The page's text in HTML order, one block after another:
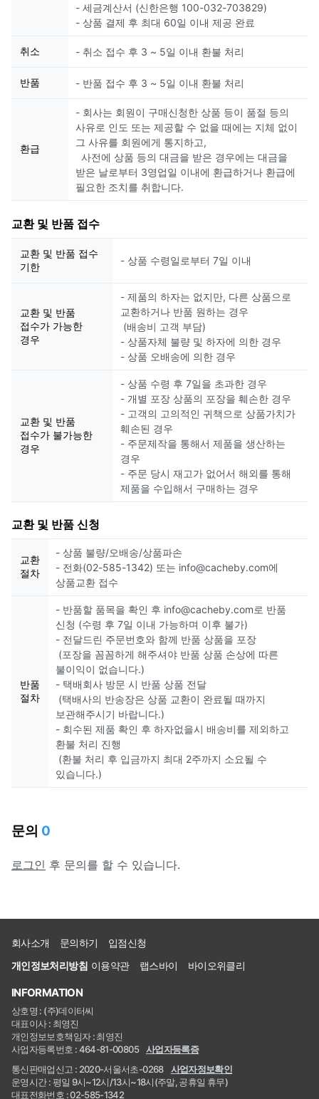
- 세금계산서 (신한은행 100-032-703829)
- 상품 결제 후 최대 60일 이내 제공 완료
취소 - 취소 접수 후 3 ~ 5일 이내 환불 처리
반품 - 반품 접수 후 3 ~ 5일 이내 환불 처리
환급
- 회사는 회원이 구매신청한 상품 등이 품절 등의
사유로 인도 또는 제공할 수 없을 때에는 지체 없이
그 사유를 회원에게 통지하고,
사전에 상품 등의 대금을 받은 경우에는 대금을
받은 날로부터 3영업일 이내에 환급하거나 환급에
필요한 조치를 취합니다.
교환 및 반품 접수
교환 및 반품 접수
기한
- 상품 수령일로부터 7일 이내
교환 및 반품
접수가 가능한
경우
- 제품의 하자는 없지만, 다른 상품으로
교환하거나 반품 원하는 경우
(배송비 고객 부담)
- 상품자체 불량 및 하자에 의한 경우
- 상품 오배송에 의한 경우
교환 및 반품
접수가 불가능한
경우
- 상품 수령 후 7일을 초과한 경우
- 개별 포장 상품의 포장을 훼손한 경우
- 고객의 고의적인 귀책으로 상품가치가
훼손된 경우
- 주문제작을 통해서 제품을 생산하는
경우
- 주문 당시 재고가 없어서 해외를 통해
제품을 수입해서 구매하는 경우
교환 및 반품 신청
교환
절차
- 상품 불량/오배송/상품파손
- 전화(02-585-1342) 또는 info@cacheby.com에
상품교환 접수
반품
절차
- 반품할 품목을 확인 후 info@cacheby.com로 반품
신청 (수령 후 7일 이내 가능하며 이후 불가)
- 전달드린 주문번호와 함께 반품 상품을 포장
(포장을 꼼꼼하게 해주셔야 반품 상품 손상에 따른
불이익이 없습니다.)
- 택배회사 방문 시 반품 상품 전달
(택배사의 반송장은 상품 교환이 완료될 때까지
보관해주시기 바랍니다.)
- 회수된 제품 확인 후 하자없을시 배송비를 제외하고
환불 처리 진행
(환불 처리 후 입금까지 최대 2주까지 소요될 수
있습니다.)
문의 0
로그인 후 문의를 할 수 있습니다.
회사소개 문의하기
입점신청
개인정보처리방침 이용약관 랩스바이 바이오위클리
INFORMATION
상호명 : (주)데이터씨
대표이사 : 최영진
개인정보보호책임자 : 최영진
사업자등록번호 : 464-81-00805
사업자등록증
통신판매업신고 : 2020-서울서초-0268
사업자정보확인
운영시간 : 평일 9시~12시/13시~18시(주말, 공휴일 휴무)
대표전화번호 : 02-585-1342